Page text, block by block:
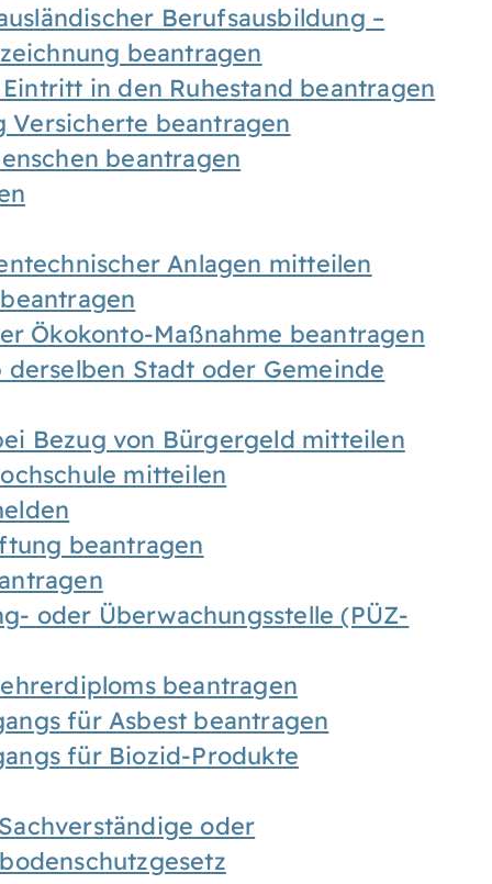
Berufsausbildung –
beantragen
in den Ruhestand beantragen
Versicherte beantragen
beantragen
Anlagen mitteilen
Ökokonto-Maßnahme beantragen
Stadt oder Gemeinde
Bezug von Bürgergeld mitteilen
mitteilen
beantragen
oder Überwachungsstelle (PÜZ-
beantragen
für Asbest beantragen
für Biozid-Produkte
oder